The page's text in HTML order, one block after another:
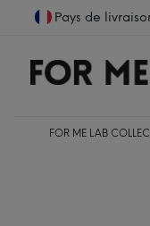
Pays de
FOR ME LAB